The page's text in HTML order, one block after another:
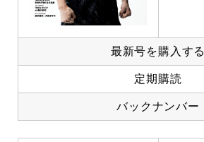
最新号を購入する
定期購読
バックナンバー